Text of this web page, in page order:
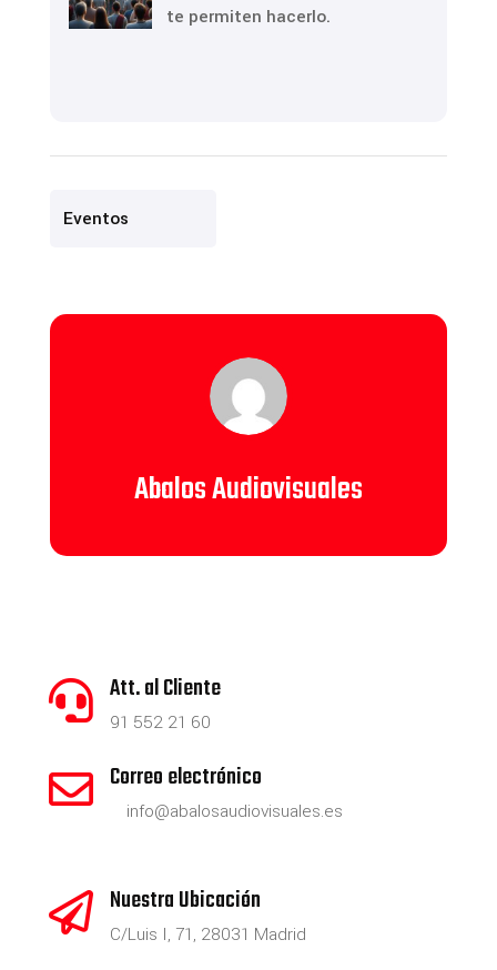
te permiten hacerlo.
Eventos
Abalos Audiovisuales
 Att. al Cliente
91 552 21 60
 Correo electrónico
info@abalosaudiovisuales.es
 Nuestra Ubicación
C/Luis I, 71, 28031 Madrid